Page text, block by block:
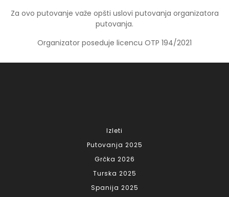
Za ovo putovanje važe opšti uslovi putovanja organizatora
putovanja.
Organizator poseduje licencu OTP 194/2021
Izleti
Putovanja 2025
Grčka 2026
Turska 2025
Spanija 2025